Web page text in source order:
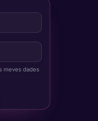
meves dades